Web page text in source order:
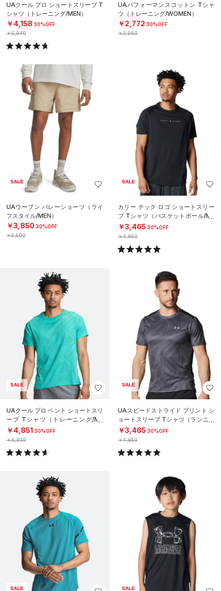
UAクール プロ ショートスリーブ T
シャツ（トレーニング/MEN）
￥4,158 30%OFF
￥5,940
UAパフォーマンスコットン Tシャ
ツ（トレーニング/WOMEN）
￥2,772 30%OFF
￥3,960
SALE
UAウーブン バレーショーツ（ライ
フスタイル/MEN）
￥3,850 30%OFF
￥5,500
SALE
カリー テック ロゴ ショートスリー
ブ Tシャツ（バスケットボール/ME
N）
￥3,465 30%OFF
￥4,950
SALE
UAクール プロ ベント ショートスリ
ーブ Tシャツ（トレーニング/ME
N）
￥4,851 30%OFF
￥6,930
SALE
UAスピードストライド プリント シ
ョートスリーブ Tシャツ（ランニン
グ/MEN）
￥3,465 30%OFF
￥4,950
SALE SALE